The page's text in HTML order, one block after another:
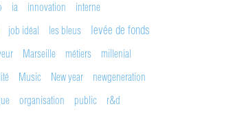
ia innovation
interne
job idéal les bleus levée de fonds
Marseille métiers
millenial
Music New year
newgeneration
organisation public r&d